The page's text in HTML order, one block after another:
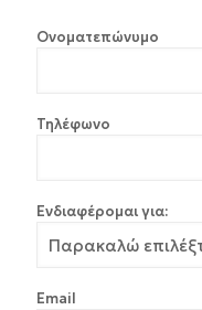
Ονοματεπώνυμο
Τηλέφωνο
Ενδιαφέρομαι για:
Εmail